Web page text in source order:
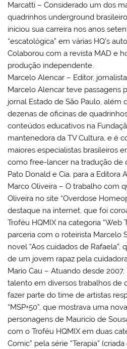
Marcatti – Considerado um dos
quadrinhos underground
iniciou sua carreira nos anos
“escatológica” em várias HQ’s
Colaborou com a revista MAD e
produção independente.
Marcelo Alencar – Editor,
Marcelo Alencar teve passagens
jornal Estado de São Paulo, além
dezenas de oficinas de
conteúdos educativos na
mantenedora da TV Cultura, e é
maiores especialistas brasileiros
como free-lancer na tradução de
Pato Donald e Cia. para a Editora
Marco Oliveira – O trabalho com
Oliveira no site “Overdose
destaque na internet, que foi
Troféu HQMIX na categoria “Web
parceria com o roteirista Marcelo
novel “Aos cuidados de Rafaela”,
de um jovem rapaz pela
Mario Cau – Atuando desde
talento em diversos trabalhos de
fazer parte do time de artistas
“MSP+50”, que mostrava uma
personagens de Mauricio de
com o Troféu HQMIX em duas
Comic” pela série “Terapia”